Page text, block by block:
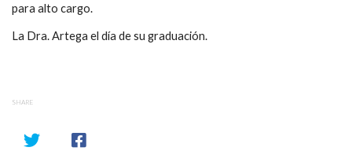
para alto cargo.
La Dra. Artega el día de su graduación.
SHARE